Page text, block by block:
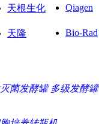
天根生化 Qiagen
天隆 Bio-Rad
菌发酵罐 多级发酵罐